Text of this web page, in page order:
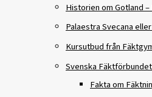
Historien om Gotland
Palaestra Svecana
Kursutbud från
Svenska
Fakta om